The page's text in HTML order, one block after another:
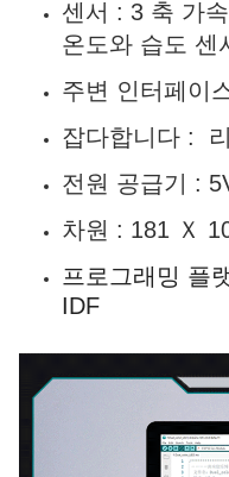
센서 : 3 축 가
온도와 습도 센
주변 인터페이
잡다합니다 :
전원 공급기 :
차원 : 181 Ｘ
프로그래밍 플
IDF